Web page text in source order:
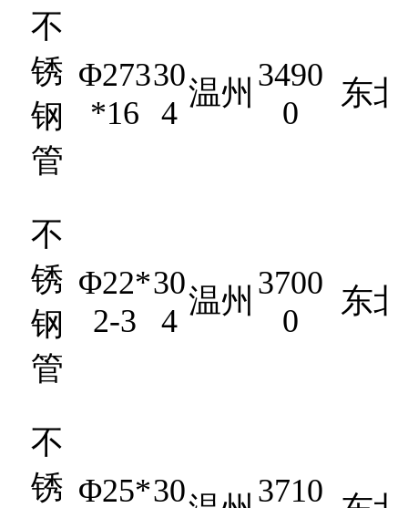
不
锈
钢
管
Φ273
*16
30
4
温州 3490
0
东北
不
锈
钢
管
Φ22*
2-3
30
4
温州 3700
0
东北
不
锈 Φ25*30
3710